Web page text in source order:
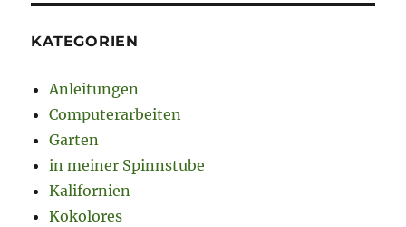
KATEGORIEN
Anleitungen
Computerarbeiten
Garten
in meiner Spinnstube
Kalifornien
Kokolores